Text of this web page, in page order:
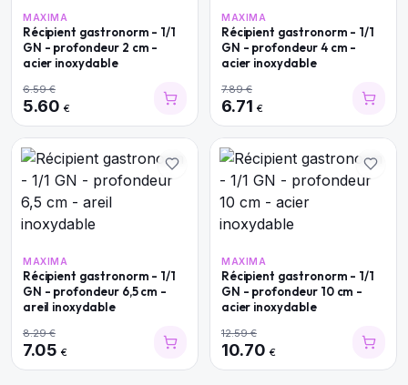
MAXIMA
Récipient gastronorm - 1/1
GN - profondeur 2 cm -
acier inoxydable
6.59€
5.60 €
MAXIMA
Récipient gastronorm - 1/1
GN - profondeur 4 cm -
acier inoxydable
7.89€
6.71 €
MAXIMA
Récipient gastronorm - 1/1
GN - profondeur 6,5 cm -
areil inoxydable
8.29€
7.05 €
MAXIMA
Récipient gastronorm - 1/1
GN - profondeur 10 cm -
acier inoxydable
12.59€
10.70 €